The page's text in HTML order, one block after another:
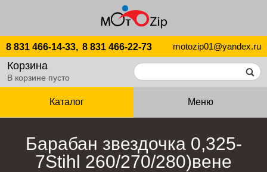
8 831 466-14-33, 8 831 466-22-73 motozip01@yandex.ru
Корзина
В корзине пусто
Каталог Меню
Барабан звездочка 0,325-
7Stihl 260/270/280)вене